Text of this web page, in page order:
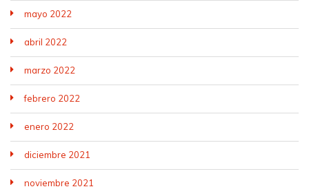
mayo 2022
abril 2022
marzo 2022
febrero 2022
enero 2022
diciembre 2021
noviembre 2021